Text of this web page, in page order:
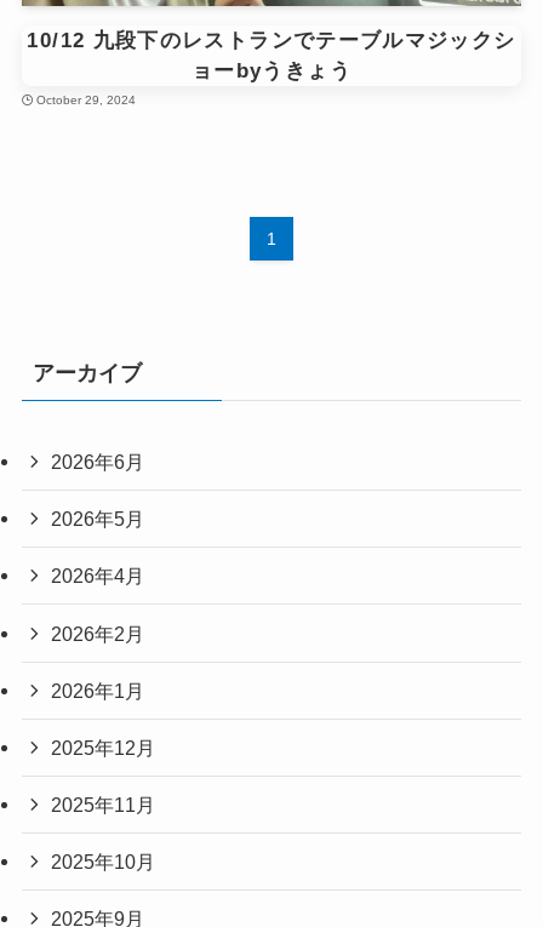
10/12 九段下のレストランでテーブルマジックシ
ョーbyうきょう
October 29, 2024
1
アーカイブ
2026年6月
2026年5月
2026年4月
2026年2月
2026年1月
2025年12月
2025年11月
2025年10月
2025年9月